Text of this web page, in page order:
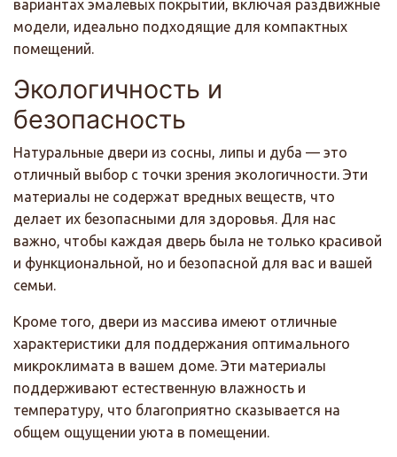
вариантах эмалевых покрытий, включая раздвижные
модели, идеально подходящие для компактных
помещений.
Экологичность и
безопасность
Натуральные двери из сосны, липы и дуба — это
отличный выбор с точки зрения экологичности. Эти
материалы не содержат вредных веществ, что
делает их безопасными для здоровья. Для нас
важно, чтобы каждая дверь была не только красивой
и функциональной, но и безопасной для вас и вашей
семьи.
Кроме того, двери из массива имеют отличные
характеристики для поддержания оптимального
микроклимата в вашем доме. Эти материалы
поддерживают естественную влажность и
температуру, что благоприятно сказывается на
общем ощущении уюта в помещении.